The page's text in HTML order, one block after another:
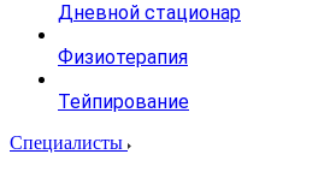
Дневной стационар
Физиотерапия
Тейпирование
Специалисты